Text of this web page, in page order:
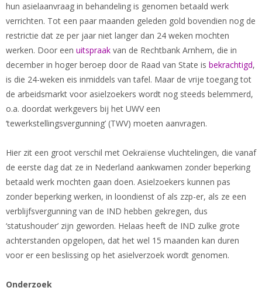
hun asielaanvraag in behandeling is genomen betaald werk
verrichten. Tot een paar maanden geleden gold bovendien nog de
restrictie dat ze per jaar niet langer dan 24 weken mochten
werken. Door een uitspraak van de Rechtbank Arnhem, die in
december in hoger beroep door de Raad van State is bekrachtigd,
is die 24-weken eis inmiddels van tafel. Maar de vrije toegang tot
de arbeidsmarkt voor asielzoekers wordt nog steeds belemmerd,
o.a. doordat werkgevers bij het UWV een
‘tewerkstellingsvergunning’ (TWV) moeten aanvragen.
Hier zit een groot verschil met Oekraïense vluchtelingen, die vanaf
de eerste dag dat ze in Nederland aankwamen zonder beperking
betaald werk mochten gaan doen. Asielzoekers kunnen pas
zonder beperking werken, in loondienst of als zzp-er, als ze een
verblijfsvergunning van de IND hebben gekregen, dus
‘statushouder’ zijn geworden. Helaas heeft de IND zulke grote
achterstanden opgelopen, dat het wel 15 maanden kan duren
voor er een beslissing op het asielverzoek wordt genomen.
Onderzoek